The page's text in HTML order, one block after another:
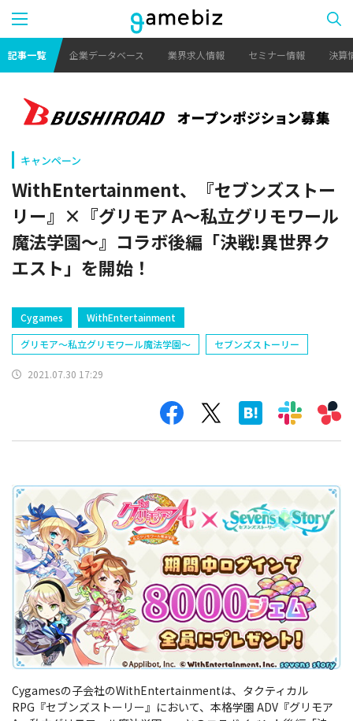
記事一覧 企業データベース 業界求人情報 セミナー情報 決算
キャンペーン
WithEntertainment、『セブンズストー
リー』×『グリモア A～私立グリモワール
魔法学園～』コラボ後編「決戦!異世界ク
エスト」を開始！
Cygames
WithEntertainment
グリモア～私立グリモワール魔法学園～
セブンズストーリー
2021.07.30 17:29
Cygamesの子会社のWithEntertainmentは、タクティカル
RPG『セブンズストーリー』において、本格学園 ADV『グリモア